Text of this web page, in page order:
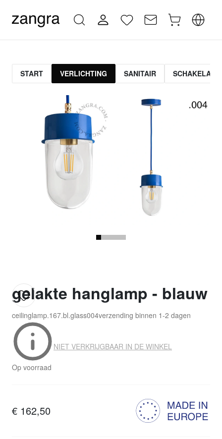
START VERLICHTING SANITAIR
gelakte hanglamp - blauw
ceilinglamp.167.bl.glass004verzending binnen 1-2 dagen
Op voorraad
NIET VERKRIJGBAAR IN DE WINKEL
€ 162,50